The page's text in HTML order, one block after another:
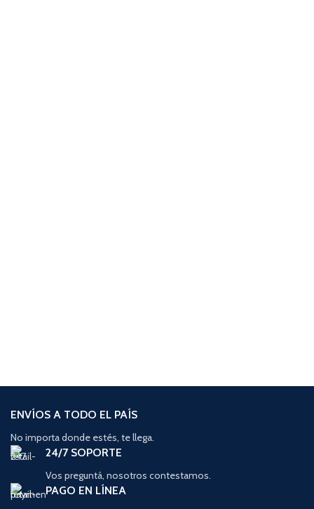
ENVÍOS A TODO EL PAÍS
No importa donde estés, te llega.
24/7 SOPORTE
Vos preguntá, nosotros contestamos.
PAGO EN LÍNEA